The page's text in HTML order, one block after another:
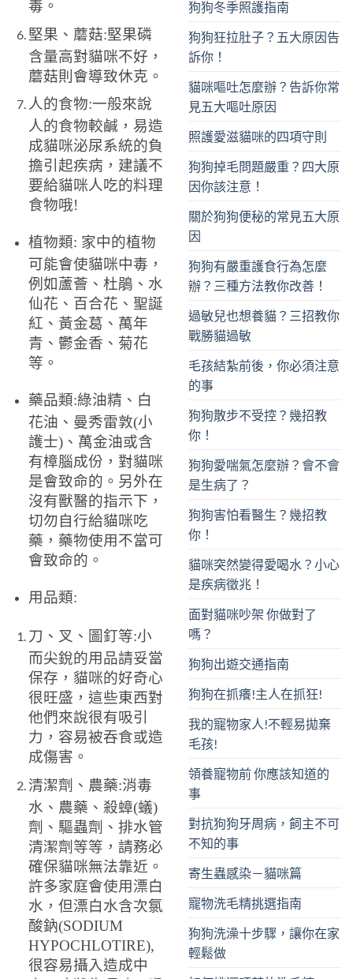
毒。
堅果、蘑菇:堅果磷
含量高對貓咪不好，
蘑菇則會導致休克。
人的食物:一般來說
人的食物較鹹，易造
成貓咪泌尿系統的負
擔引起疾病，建議不
要給貓咪人吃的料理
食物哦!
植物類: 家中的植物
可能會使貓咪中毒，
例如蘆薈、杜鵑、水
仙花、百合花、聖誕
紅、黃金葛、萬年
青、鬱金香、菊花
等。
藥品類:綠油精、白
花油、曼秀雷敦(小
護士)、萬金油或含
有樟腦成份，對貓咪
是會致命的。另外在
沒有獸醫的指示下，
切勿自行給貓咪吃
藥，藥物使用不當可
會致命的。
用品類:
刀、叉、圖釘等:小
而尖銳的用品請妥當
保存，貓咪的好奇心
很旺盛，這些東西對
他們來說很有吸引
力，容易被吞食或造
成傷害。
清潔劑、農藥:消毒
水、農藥、殺蟑(蟻)
劑、驅蟲劑、排水管
清潔劑等等，請務必
確保貓咪無法靠近。
許多家庭會使用漂白
水，但漂白水含次氯
酸鈉(SODIUM
HYPOCHLOTIRE),
很容易攝入造成中
狗狗冬季照護指南
狗狗狂拉肚子？五大原因告
訴你！
貓咪嘔吐怎麼辦？告訴你常
見五大嘔吐原因
照護愛滋貓咪的四項守則
狗狗掉毛問題嚴重？四大原
因你該注意！
關於狗狗便秘的常見五大原
因
狗狗有嚴重護食行為怎麼
辦？三種方法教你改善！
過敏兒也想養貓？三招教你
戰勝貓過敏
毛孩結紮前後，你必須注意
的事
狗狗散步不受控？幾招教
你！
狗狗愛喘氣怎麼辦？會不會
是生病了？
狗狗害怕看醫生？幾招教
你！
貓咪突然變得愛喝水？小心
是疾病徵兆！
面對貓咪吵架 你做對了
嗎？
狗狗出遊交通指南
狗狗在抓癢!主人在抓狂!
我的寵物家人!不輕易拋棄
毛孩!
領養寵物前 你應該知道的
事
對抗狗狗牙周病，飼主不可
不知的事
寄生蟲感染－貓咪篇
寵物洗毛精挑選指南
狗狗洗澡十步驟，讓你在家
輕鬆做